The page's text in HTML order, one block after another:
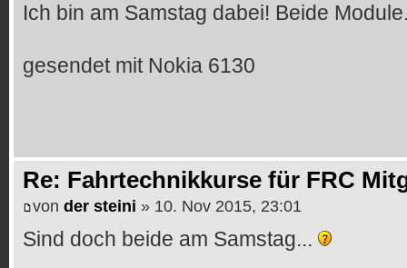
Ich bin am Samstag dabei! Beide
gesendet mit Nokia 6130
Re: Fahrtechnikkurse für FRC
von der steini » 10. Nov 2015, 23:01
Sind doch beide am Samstag...